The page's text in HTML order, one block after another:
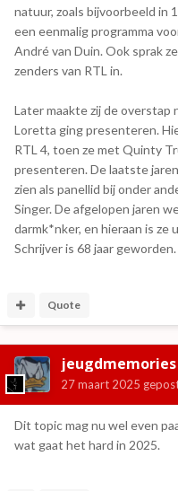
natuur, zoals bijvoorbeeld in
een eenmalig programma
André van Duin. Ook sprak
zenders van RTL in.
Later maakte zij de overstap
Loretta ging presenteren.
RTL 4, toen ze met Quinty
presenteren. De laatste
zien als panellid bij onder
Singer. De afgelopen jaren
darmk*nker, en hieraan is
Schrijver is 68 jaar geworden.
Quote
jeugdmemories
27 maart 2025
Dit topic mag nu wel even
wat gaat het hard in 2025.